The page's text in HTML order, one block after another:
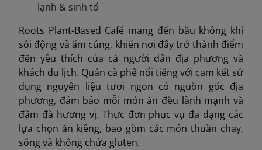
lạnh & sinh tố
Roots Plant-Based Café mang đến bầu không khí
sôi động và ấm cúng, khiến nơi đây trở thành điểm
đến yêu thích của cả người dân địa phương và
khách du lịch. Quán cà phê nổi tiếng với cam kết sử
dụng nguyên liệu tươi ngon có nguồn gốc địa
phương, đảm bảo mỗi món ăn đều lành mạnh và
đậm đà hương vị. Thực đơn phục vụ đa dạng các
lựa chọn ăn kiêng, bao gồm các món thuần chay,
sống và không chứa gluten.